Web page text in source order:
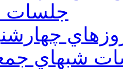
جلسات
چهارشنبه
شبهاي جمعه